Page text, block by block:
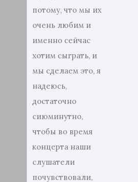
потому, что мы их
очень любим и
именно сейчас
хотим сыграть, и
мы сделаем это, я
надеюсь,
достаточно
сиюминутно,
чтобы во время
концерта наши
слушатели
почувствовали,